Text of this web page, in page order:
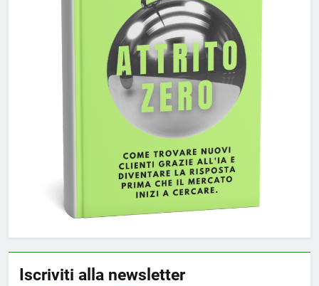
Iscriviti alla newsletter